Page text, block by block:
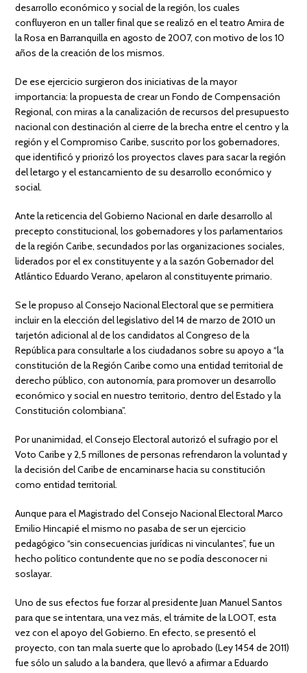
desarrollo económico y social de la región, los cuales
confluyeron en un taller final que se realizó en el teatro Amira de
la Rosa en Barranquilla en agosto de 2007, con motivo de los 10
años de la creación de los mismos.
De ese ejercicio surgieron dos iniciativas de la mayor
importancia: la propuesta de crear un Fondo de Compensación
Regional, con miras a la canalización de recursos del presupuesto
nacional con destinación al cierre de la brecha entre el centro y la
región y el Compromiso Caribe, suscrito por los gobernadores,
que identificó y priorizó los proyectos claves para sacar la región
del letargo y el estancamiento de su desarrollo económico y
social.
Ante la reticencia del Gobierno Nacional en darle desarrollo al
precepto constitucional, los gobernadores y los parlamentarios
de la región Caribe, secundados por las organizaciones sociales,
liderados por el ex constituyente y a la sazón Gobernador del
Atlántico Eduardo Verano, apelaron al constituyente primario.
Se le propuso al Consejo Nacional Electoral que se permitiera
incluir en la elección del legislativo del 14 de marzo de 2010 un
tarjetón adicional al de los candidatos al Congreso de la
República para consultarle a los ciudadanos sobre su apoyo a “la
constitución de la Región Caribe como una entidad territorial de
derecho público, con autonomía, para promover un desarrollo
económico y social en nuestro territorio, dentro del Estado y la
Constitución colombiana”.
Por unanimidad, el Consejo Electoral autorizó el sufragio por el
Voto Caribe y 2,5 millones de personas refrendaron la voluntad y
la decisión del Caribe de encaminarse hacia su constitución
como entidad territorial.
Aunque para el Magistrado del Consejo Nacional Electoral Marco
Emilio Hincapié el mismo no pasaba de ser un ejercicio
pedagógico “sin consecuencias jurídicas ni vinculantes”, fue un
hecho político contundente que no se podía desconocer ni
soslayar.
Uno de sus efectos fue forzar al presidente Juan Manuel Santos
para que se intentara, una vez más, el trámite de la LOOT, esta
vez con el apoyo del Gobierno. En efecto, se presentó el
proyecto, con tan mala suerte que lo aprobado (Ley 1454 de 2011)
fue sólo un saludo a la bandera, que llevó a afirmar a Eduardo